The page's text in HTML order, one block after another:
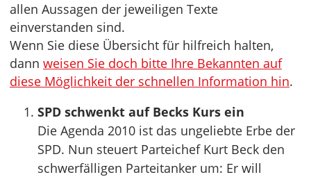
allen Aussagen der jeweiligen Texte
einverstanden sind.
Wenn Sie diese Übersicht für hilfreich halten,
dann weisen Sie doch bitte Ihre Bekannten auf
diese Möglichkeit der schnellen Information hin.
SPD schwenkt auf Becks Kurs ein
Die Agenda 2010 ist das ungeliebte Erbe der
SPD. Nun steuert Parteichef Kurt Beck den
schwerfälligen Parteitanker um: Er will